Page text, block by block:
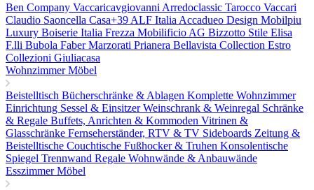
Ben Company Vaccaricavgiovanni Arredoclassic Tarocco Vaccari
Claudio Saoncella Casa+39 ALF Italia Accadueo Design Mobilpiu
Luxury Boiserie Italia Frezza Mobilificio AG Bizzotto Stile Elisa
F.lli Bubola FaberMarzorati Prianera Bellavista Collection Estro
Collezioni Giuliacasa
Wohnzimmer Möbel
Beistelltisch Bücherschränke & Ablagen Komplette Wohnzimmer
Einrichtung Sessel & EinsitzerWeinschrank & Weinregal Schränke
& Regale Buffets, Anrichten & Kommoden Vitrinen &
Glasschränke Fernseherständer, RTV & TV Sideboards Zeitung &
Beistelltische Couchtische Fußhocker & Truhen Konsolentische
Spiegel Trennwand Regale Wohnwände & Anbauwände
Esszimmer Möbel